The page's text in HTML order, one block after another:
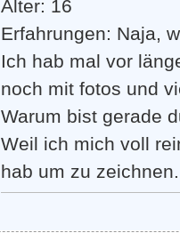
Alter: 16
Erfahrungen: Naja,
Ich hab mal vor
noch mit fotos und
Warum bist gerade
Weil ich mich voll
hab um zu zeichnen.